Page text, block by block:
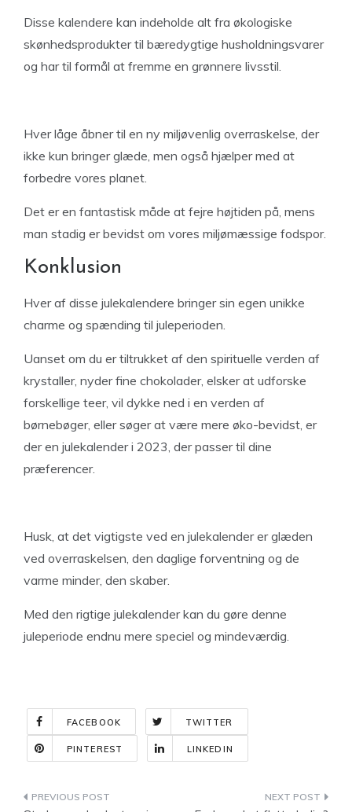
Disse kalendere kan indeholde alt fra økologiske
skønhedsprodukter til bæredygtige husholdningsvarer
og har til formål at fremme en grønnere livsstil.
Hver låge åbner til en ny miljøvenlig overraskelse, der
ikke kun bringer glæde, men også hjælper med at
forbedre vores planet.
Det er en fantastisk måde at fejre højtiden på, mens
man stadig er bevidst om vores miljømæssige fodspor.
Konklusion
Hver af disse julekalendere bringer sin egen unikke
charme og spænding til juleperioden.
Uanset om du er tiltrukket af den spirituelle verden af
krystaller, nyder fine chokolader, elsker at udforske
forskellige teer, vil dykke ned i en verden af
børnebøger, eller søger at være mere øko-bevidst, er
der en julekalender i 2023, der passer til dine
præferencer.
Husk, at det vigtigste ved en julekalender er glæden
ved overraskelsen, den daglige forventning og de
varme minder, den skaber.
Med den rigtige julekalender kan du gøre denne
juleperiode endnu mere speciel og mindeværdig.
FACEBOOK TWITTER
PINTEREST LINKEDIN
Indlægsnavigation